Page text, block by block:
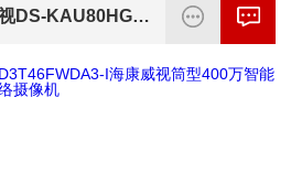
海康威视DS-KAU80HG-S 调音台终端